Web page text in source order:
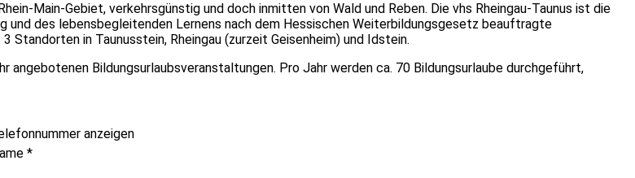
Main-Gebiet, verkehrsgünstig und doch inmitten von Wald und Reben. Die vhs Rheingau-Taunus ist die
und des lebensbegleitenden Lernens nach dem Hessischen Weiterbildungsgesetz beauftragte
in Taunusstein, Rheingau (zurzeit Geisenheim) und Idstein.
Bildungsurlaubsveranstaltungen. Pro Jahr werden ca. 70 Bildungsurlaube durchgeführt,
anzeigen
*